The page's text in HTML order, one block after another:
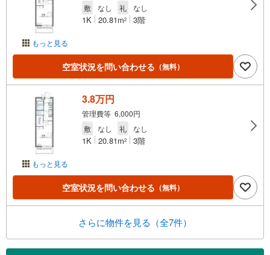
もっと見る
敷
なし 礼 なし
1K 20.81m2 3階
空室状況を問い合わせる （無料）
もっと見る
3.8万円
管理費等 6,000円
敷
なし 礼 なし
1K 20.81m2 3階
空室状況を問い合わせる （無料）
さらに物件を見る（全7件）